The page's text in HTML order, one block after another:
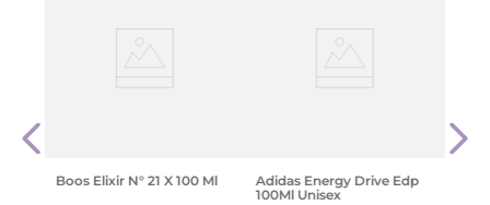
Boos Elixir N° 21 X 100 Ml
Adidas Energy Drive Edp
100Ml Unisex